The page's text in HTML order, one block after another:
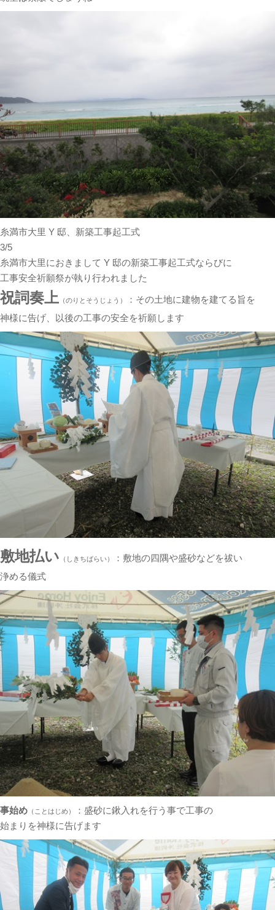
糸満市大里 Y 邸、新築工事起工式
3/5
糸満市大里におきまして Y 邸の新築工事起工式ならびに
工事安全祈願祭が執り行われました
祝詞奏上 （のりとそうじょう）
：その土地に建物を建てる旨を
神様に告げ、以後の工事の安全を祈願します
敷地払い （しきちばらい）
：敷地の四隅や盛砂などを祓い
浄める儀式
事始め （ことはじめ）
：盛砂に鍬入れを行う事で工事の
始まりを神様に告げます